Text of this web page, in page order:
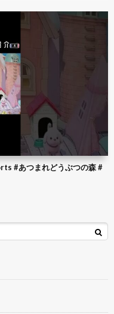
#あつまれどうぶつの森 #